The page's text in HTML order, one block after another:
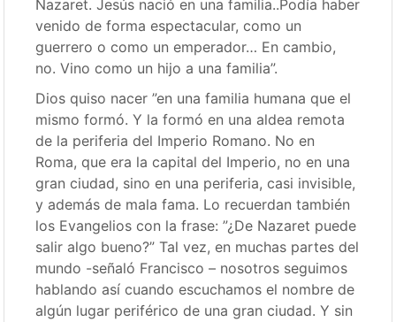
Nazaret. Jesús nació en una familia..Podía haber
venido de forma espectacular, como un
guerrero o como un emperador… En cambio,
no. Vino como un hijo a una familia”.
Dios quiso nacer ”en una familia humana que el
mismo formó. Y la formó en una aldea remota
de la periferia del Imperio Romano. No en
Roma, que era la capital del Imperio, no en una
gran ciudad, sino en una periferia, casi invisible,
y además de mala fama. Lo recuerdan también
los Evangelios con la frase: ”¿De Nazaret puede
salir algo bueno?” Tal vez, en muchas partes del
mundo -señaló Francisco – nosotros seguimos
hablando así cuando escuchamos el nombre de
algún lugar periférico de una gran ciudad. Y sin